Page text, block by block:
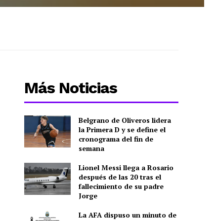
Más Noticias
Belgrano de Oliveros lidera
la Primera D y se define el
cronograma del fin de
semana
Lionel Messi llega a Rosario
después de las 20 tras el
fallecimiento de su padre
Jorge
La AFA dispuso un minuto de